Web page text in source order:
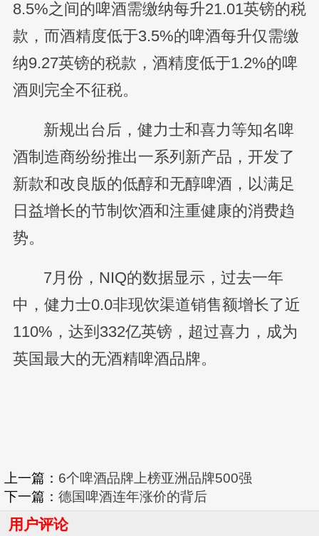
8.5%之间的啤酒需缴纳每升21.01英镑的税
款，而酒精度低于3.5%的啤酒每升仅需缴
纳9.27英镑的税款，酒精度低于1.2%的啤
酒则完全不征税。
新规出台后，健力士和喜力等知名啤
酒制造商纷纷推出一系列新产品，开发了
新款和改良版的低醇和无醇啤酒，以满足
日益增长的节制饮酒和注重健康的消费趋
势。
7月份，NIQ的数据显示，过去一年
中，健力士0.0非现饮渠道销售额增长了近
110%，达到332亿英镑，超过喜力，成为
英国最大的无酒精啤酒品牌。
上一篇： 6个啤酒品牌上榜亚洲品牌500强
下一篇： 德国啤酒连年涨价的背后
用户评论